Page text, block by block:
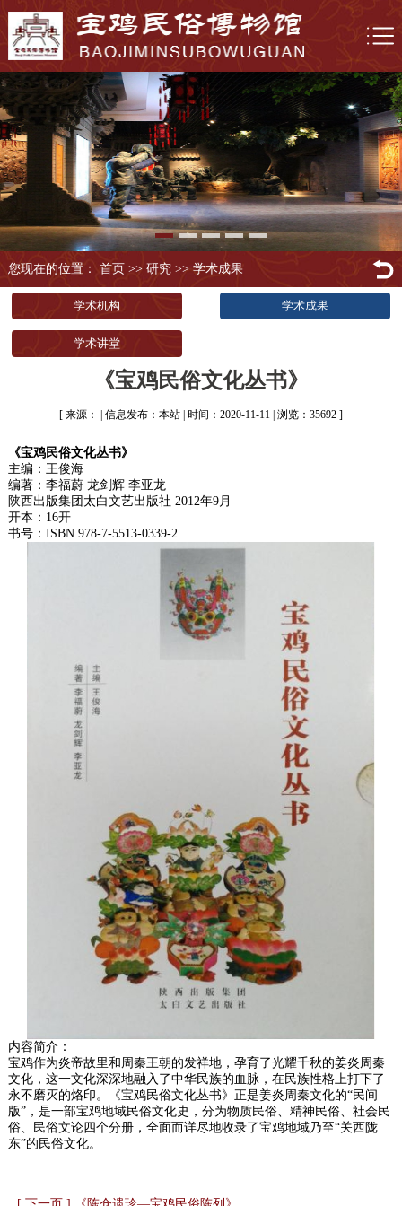
您现在的位置： 首页 >> 研究>> 学术成果
学术机构 学术成果
学术讲堂
《宝鸡民俗文化丛书》
[ 来源： | 信息发布：本站 | 时间：2020-11-11 | 浏览：35692 ]
《宝鸡民俗文化丛书》
主编：王俊海
编著：李福蔚 龙剑辉 李亚龙
陕西出版集团太白文艺出版社 2012年9月
开本：16开
书号：ISBN 978-7-5513-0339-2
内容简介：
宝鸡作为炎帝故里和周秦王朝的发祥地，孕育了光耀千秋的姜炎周秦
文化，这一文化深深地融入了中华民族的血脉，在民族性格上打下了
永不磨灭的烙印。《宝鸡民俗文化丛书》正是姜炎周秦文化的“民间
版”，是一部宝鸡地域民俗文化史，分为物质民俗、精神民俗、社会民
俗、民俗文论四个分册，全面而详尽地收录了宝鸡地域乃至“关西陇
东”的民俗文化。